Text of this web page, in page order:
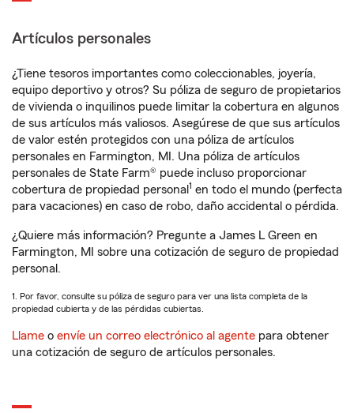
Artículos personales
¿Tiene tesoros importantes como coleccionables, joyería,
equipo deportivo y otros? Su póliza de seguro de propietarios
de vivienda o inquilinos puede limitar la cobertura en algunos
de sus artículos más valiosos. Asegúrese de que sus artículos
de valor estén protegidos con una póliza de artículos
personales en Farmington, MI. Una póliza de artículos
personales de State Farm® puede incluso proporcionar
cobertura de propiedad personal 1 en todo el mundo (perfecta
para vacaciones) en caso de robo, daño accidental o pérdida.
¿Quiere más información? Pregunte a James L Green en
Farmington, MI sobre una cotización de seguro de propiedad
personal.
1. Por favor, consulte su póliza de seguro para ver una lista completa de la
propiedad cubierta y de las pérdidas cubiertas.
Llame o envíe un correo electrónico al agente para obtener
una cotización de seguro de artículos personales.